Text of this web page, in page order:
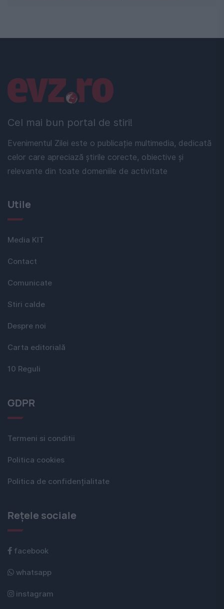
Cel mai bun portal de stiri!
Evenimentul Zilei este o publicație multimedia, dedicată
celor care apreciază știrile corecte, obiective și
relevante din toate domeniile de activitate
Linkuri utile
Utile
Media KIT
Contact
Comunicate
Stiri calde
Despre noi
Carta editorială
10 Reguli
GDPR
Termeni si conditii
Politica cookies
Politica de confidențialitate
Rețele sociale
facebook
whatsapp
instagram